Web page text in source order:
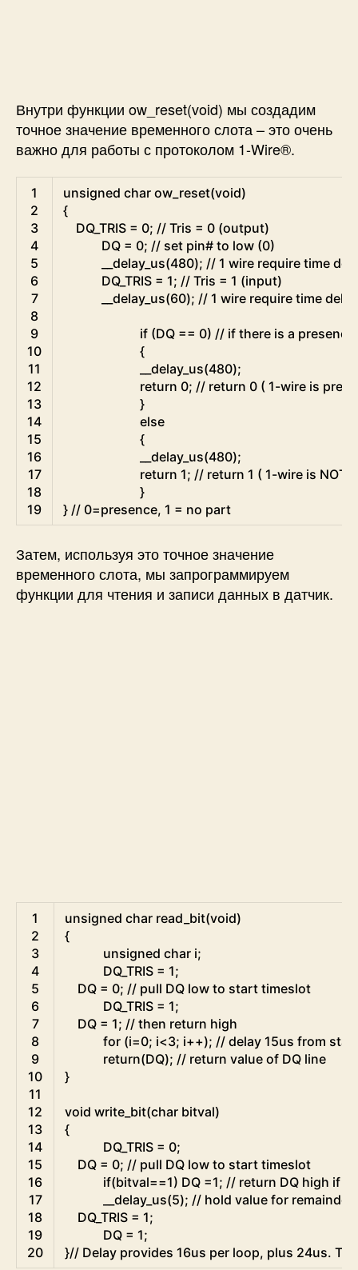
Внутри функции ow_reset(void) мы создадим
точное значение временного слота – это очень
важно для работы с протоколом 1-Wire®.
1
2
3
4
5
6
7
8
9
10
11
12
13
14
15
16
17
18
19
unsigned char ow_reset(void)
{
DQ_TRIS = 0; // Tris = 0 (output)
DQ = 0; // set pin# to low (0)
__delay_us(480); // 1 wire require time
DQ_TRIS = 1; // Tris = 1 (input)
__delay_us(60); // 1 wire require time delay
if (DQ == 0) // if there is a
{
__delay_us(480);
return 0; // return 0 ( 1-wire is
}
else
{
__delay_us(480);
return 1; // return 1 ( 1-wire is NOT
}
} // 0=presence, 1 = no part
Затем, используя это точное значение
временного слота, мы запрограммируем
функции для чтения и записи данных в датчик.
1
2
3
4
5
6
7
8
9
10
11
12
13
14
15
16
17
18
19
20
unsigned char read_bit(void)
{
unsigned char i;
DQ_TRIS = 1;
DQ = 0; // pull DQ low to start timeslot
DQ_TRIS = 1;
DQ = 1; // then return high
for (i=0; i<3; i++); // delay 15us from
return(DQ); // return value of DQ line
}
void write_bit(char bitval)
{
DQ_TRIS = 0;
DQ = 0; // pull DQ low to start timeslot
if(bitval==1) DQ =1; // return DQ high if
__delay_us(5); // hold value for
DQ_TRIS = 1;
DQ = 1;
}// Delay provides 16us per loop, plus 24us.